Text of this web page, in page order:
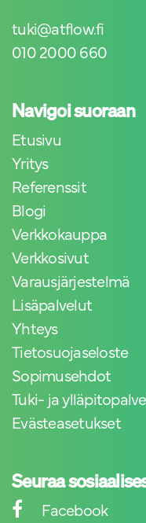
tuki@atflow.fi
010 2000 660
Navigoi suoraan
Etusivu
Yritys
Referenssit
Blogi
Verkkokauppa
Verkkosivut
Varausjärjestelmä
Lisäpalvelut
Yhteys
Tietosuojaseloste
Sopimusehdot
Tuki- ja
Evästeasetukset
Seuraa
Facebook